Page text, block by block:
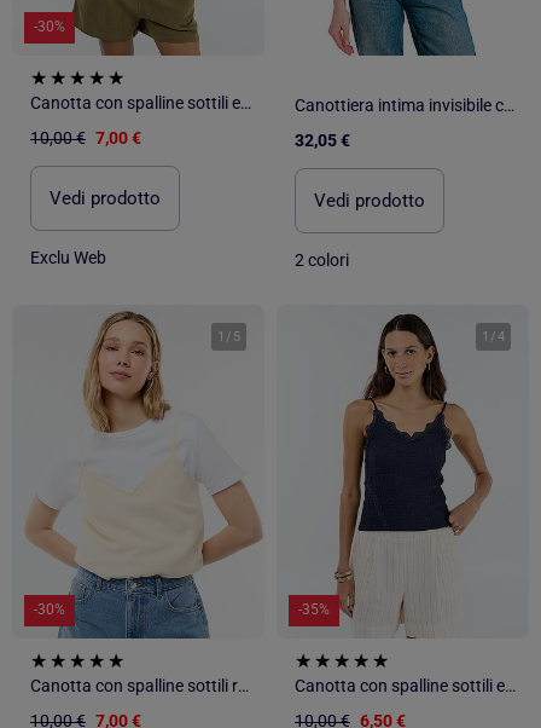
-30%
Canotta con spalline sottili e pizzo
10,00 € 7,00 €
Vedi prodotto
Exclu Web
Canottiera intima invisibile con spalline da donna ADMAS
32,05 €
Vedi prodotto
2 colori
1 / 5
-30%
Canotta con spalline sottili regolabili e collo in pizzo
10,00 € 7,00 €
1 /4
-35%
Canotta con spalline sottili e pizzo
10,00 € 6,50 €